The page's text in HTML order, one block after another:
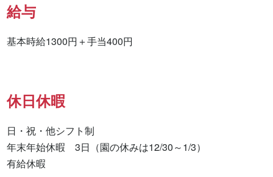
給与
基本時給1300円＋手当400円
休日休暇
日・祝・他シフト制
年末年始休暇　3日（園の休みは12/30～1/3）